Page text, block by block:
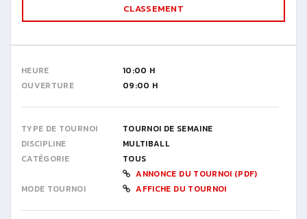
CLASSEMENT
HEURE
10:00 H
OUVERTURE
09:00 H
TYPE DE TOURNOI
TOURNOI DE SEMAINE
DISCIPLINE
MULTIBALL
CATÉGORIE
TOUS
ANNONCE DU TOURNOI (PDF)
MODE TOURNOI
AFFICHE DU TOURNOI